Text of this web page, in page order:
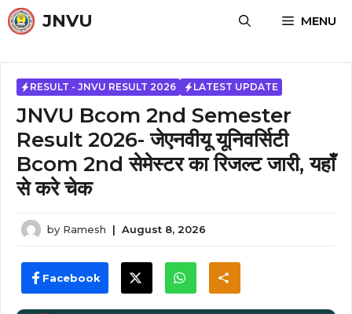
Skip
to
JNVU MENU
RESULT - JNVU RESULT 2026 LATEST UPDATE
JNVU Bcom 2nd Semester
Result 2026- जेएनवीयू यूनिवर्सिटी
Bcom 2nd सेमेस्टर का रिजल्ट जारी, यहाँ
से करे चेक
by Ramesh | August 8, 2026
Facebook